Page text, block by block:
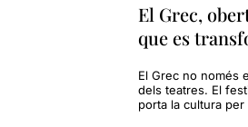
El Grec,
que es
El Grec no només
dels teatres. El
porta la cultura